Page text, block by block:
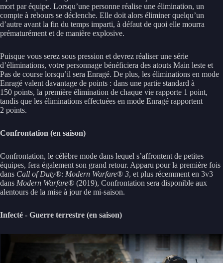
mort par équipe. Lorsqu’une personne réalise une élimination, un
compte à rebours se déclenche. Elle doit alors éliminer quelqu’un
d’autre avant la fin du temps imparti, à défaut de quoi elle mourra
prématurément et de manière explosive.
Puisque vous serez sous pression et devrez réaliser une série
d’éliminations, votre personnage bénéficiera des atouts Main leste et
Pas de course lorsqu’il sera Enragé. De plus, les éliminations en mode
Enragé valent davantage de points : dans une partie standard à
150 points, la première élimination de chaque vie rapporte 1 point,
tandis que les éliminations effectuées en mode Enragé rapportent
2 points.
Confrontation (en saison)
Confrontation, le célèbre mode dans lequel s’affrontent de petites
équipes, fera également son grand retour. Apparu pour la première fois
dans Call of Duty®: Modern Warfare® 3, et plus récemment en 3v3
dans Modern Warfare® (2019), Confrontation sera disponible aux
alentours de la mise à jour de mi-saison.
Infecté - Guerre terrestre (en saison)